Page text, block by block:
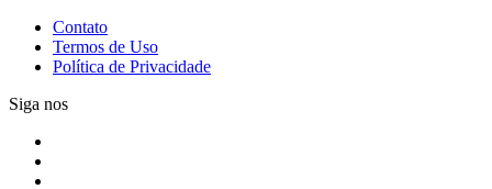
Contato
Termos de Uso
Política de Privacidade
Siga nos